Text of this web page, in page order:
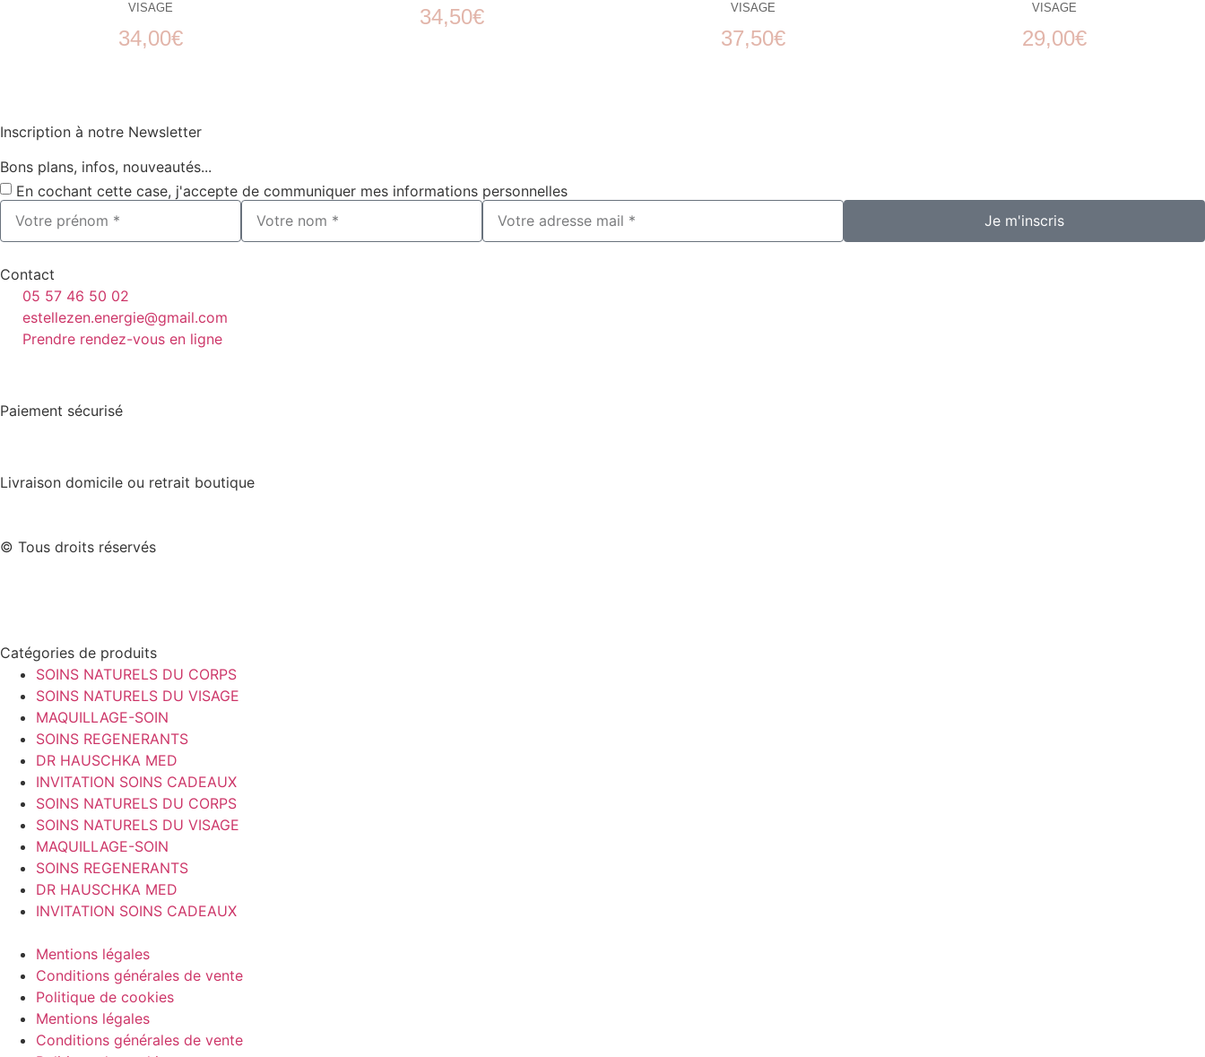
VISAGE
34,00€
34,50€
VISAGE
37,50€
VISAGE
29,00€
Inscription à notre Newsletter
Bons plans, infos, nouveautés...
En cochant cette case, j'accepte de communiquer mes informations personnelles
Je m'inscris
Contact
05 57 46 50 02
estellezen.energie@gmail.com
Prendre rendez-vous en ligne
Paiement sécurisé
Livraison domicile ou retrait boutique
© Tous droits réservés
Catégories de produits
SOINS NATURELS DU CORPS
SOINS NATURELS DU VISAGE
MAQUILLAGE-SOIN
SOINS REGENERANTS
DR HAUSCHKA MED
INVITATION SOINS CADEAUX
SOINS NATURELS DU CORPS
SOINS NATURELS DU VISAGE
MAQUILLAGE-SOIN
SOINS REGENERANTS
DR HAUSCHKA MED
INVITATION SOINS CADEAUX
Mentions légales
Conditions générales de vente
Politique de cookies
Mentions légales
Conditions générales de vente